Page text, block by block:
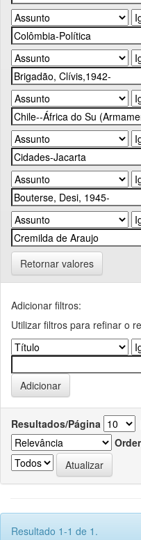
Retornar valores
Adicionar filtros:
Utilizar filtros para refinar o
Resultados/Página
Resultado 1-1 de 1.